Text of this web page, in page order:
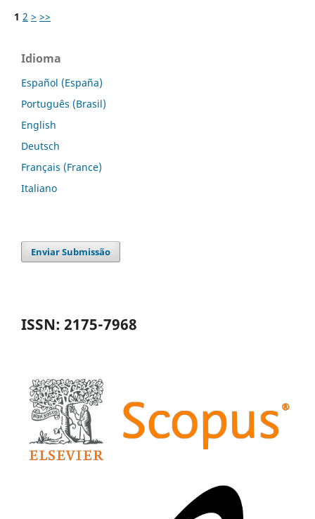
1 2 > >>
Idioma
Español (España)
Português (Brasil)
English
Deutsch
Français (France)
Italiano
Enviar Submissão
ISSN: 2175-7968